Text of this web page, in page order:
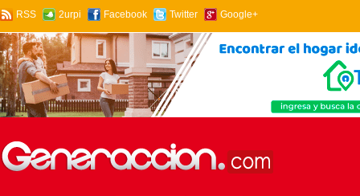
RSS 2urpi Facebook Twitter Google+